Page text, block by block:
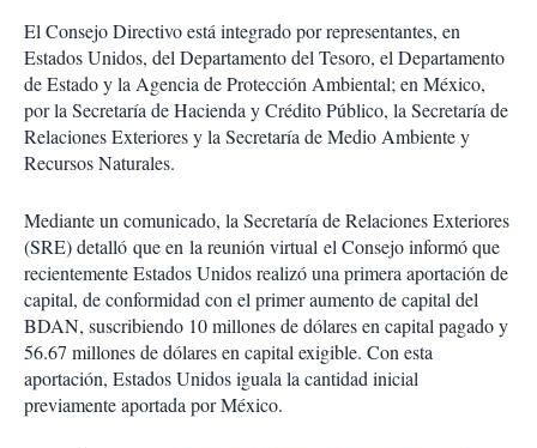
El Consejo Directivo está integrado por representantes, en
Estados Unidos, del Departamento del Tesoro, el Departamento
de Estado y la Agencia de Protección Ambiental; en México,
por la Secretaría de Hacienda y Crédito Público, la Secretaría de
Relaciones Exteriores y la Secretaría de Medio Ambiente y
Recursos Naturales.
Mediante un comunicado, la Secretaría de Relaciones Exteriores
(SRE) detalló que en la reunión virtual el Consejo informó que
recientemente Estados Unidos realizó una primera aportación de
capital, de conformidad con el primer aumento de capital del
BDAN, suscribiendo 10 millones de dólares en capital pagado y
56.67 millones de dólares en capital exigible. Con esta
aportación, Estados Unidos iguala la cantidad inicial
previamente aportada por México.